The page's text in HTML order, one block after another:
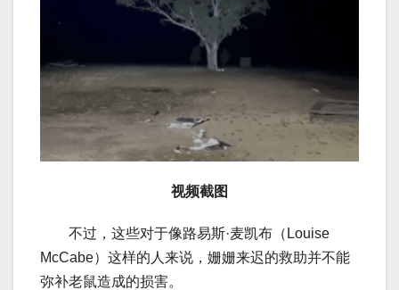
视频截图
不过，这些对于像路易斯·麦凯布（Louise
McCabe）这样的人来说，姗姗来迟的救助并不能
弥补老鼠造成的损害。